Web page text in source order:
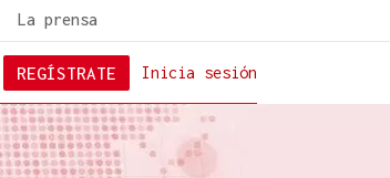
La prensa
Inicia sesión
REGÍSTRATE